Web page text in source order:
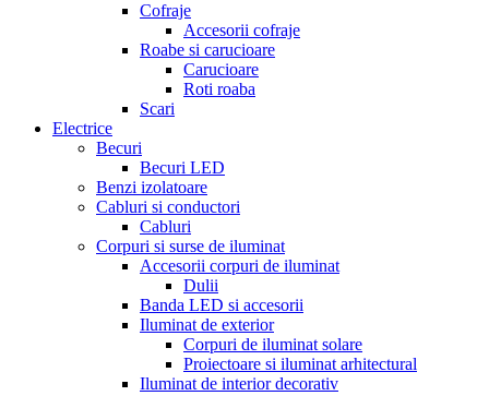
Cofraje
Accesorii cofraje
Roabe si carucioare
Carucioare
Roti roaba
Scari
Electrice
Becuri
Becuri LED
Benzi izolatoare
Cabluri si conductori
Cabluri
Corpuri si surse de iluminat
Accesorii corpuri de iluminat
Dulii
Banda LED si accesorii
Iluminat de exterior
Corpuri de iluminat solare
Proiectoare si iluminat arhitectural
Iluminat de interior decorativ